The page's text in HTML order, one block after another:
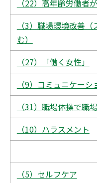
（22）高年齢労働者
（3）職場環境改善
む）
（27）「働く女性」
（9）コミュニケー
（31）職場体操で職
（10）ハラスメント
（5）セルフケア